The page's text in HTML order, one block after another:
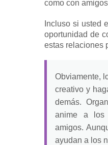
como con
Incluso si usted
oportunidad de
estas relaciones
Obviamente,
creativo y
demás.
anime a los
amigos.
ayudan a los